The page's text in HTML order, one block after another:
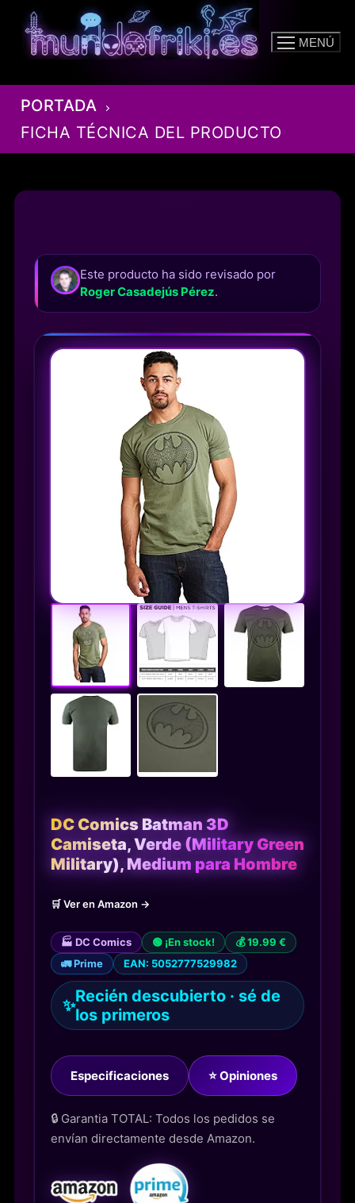
contenido
MENÚ
PORTADA
FICHA TÉCNICA DEL PRODUCTO
Este producto ha sido revisado por
Roger Casadejús Pérez.
DC Comics Batman 3D
Camiseta, Verde (Military Green
Military), Medium para Hombre
🛒 Ver en Amazon →
🏭 DC Comics 🟢 ¡En stock!
💰 19.99 €
🚛 Prime
EAN: 5052777529982
✨Recién descubierto · sé de
los primeros
Especificaciones ⭐ Opiniones
🔒 Garantia TOTAL: Todos los pedidos se
envían directamente desde Amazon.